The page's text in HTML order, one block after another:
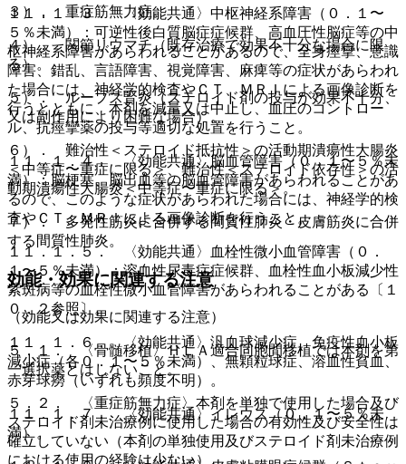
１１．１．３． 〈効能共通〉中枢神経系障害（０．１〜
５％未満）：可逆性後白質脳症症候群、高血圧性脳症等の中
枢神経系障害があらわれることがあるので、全身痙攣、意識
障害、錯乱、言語障害、視覚障害、麻痺等の症状があらわれ
た場合には、神経学的検査やＣＴ、ＭＲＩによる画像診断を
行うとともに、本剤を減量又は中止し、血圧のコントロー
ル、抗痙攣薬の投与等適切な処置を行うこと。
１１．１．４． 〈効能共通〉脳血管障害（０．１〜５％未
満）：脳梗塞、脳出血等の脳血管障害があらわれることがあ
るので、このような症状があらわれた場合には、神経学的検
査やＣＴ、ＭＲＩによる画像診断を行うこと。
１１．１．５． 〈効能共通〉血栓性微小血管障害（０．
１〜５％未満）：溶血性尿毒症症候群、血栓性血小板減少性
紫斑病等の血栓性微小血管障害があらわれることがある〔１
０．２参照〕。
１１．１．６． 〈効能共通〉汎血球減少症、免疫性血小板
減少症（各０．１〜５％未満）、無顆粒球症、溶血性貧血、
赤芽球癆（いずれも頻度不明）。
１１．１．７． 〈効能共通〉イレウス（０．１〜５％未
満）。
３）． 重症筋無力症。
４）． 関節リウマチ（既存治療で効果不十分な場合に限
る）。
５）． ループス腎炎（ステロイド剤の投与が効果不十分、
又は副作用により困難な場合）。
６）． 難治性＜ステロイド抵抗性＞の活動期潰瘍性大腸炎
＜中等症〜重症に限る＞、難治性＜ステロイド依存性＞の活
動期潰瘍性大腸炎＜中等症〜重症に限る＞。
７）． 多発性筋炎に合併する間質性肺炎・皮膚筋炎に合併
する間質性肺炎。
効能・効果に関連する注意
（効能又は効果に関連する注意）
５．１． 〈骨髄移植〉ＨＬＡ適合同胞間移植では本剤を第
一選択薬とはしないこと。
５．２． 〈重症筋無力症〉本剤を単独で使用した場合及び
ステロイド剤未治療例に使用した場合の有効性及び安全性は
確立していない（本剤の単独使用及びステロイド剤未治療例
における使用の経験は少ない）。